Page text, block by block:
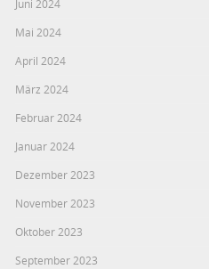
Juni 2024
Mai 2024
April 2024
März 2024
Februar 2024
Januar 2024
Dezember 2023
November 2023
Oktober 2023
September 2023